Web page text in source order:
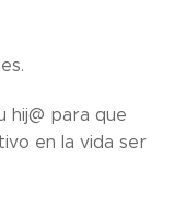
hij@ para que
en la vida ser